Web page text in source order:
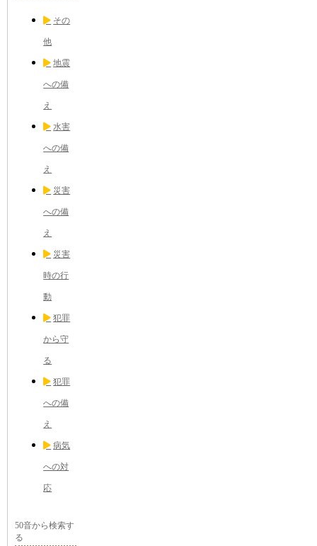
その
他
地震
への備
え
水害
への備
え
災害
への備
え
災害
時の行
動
犯罪
から守
る
犯罪
への備
え
病気
への対
応
50音から検索す
る